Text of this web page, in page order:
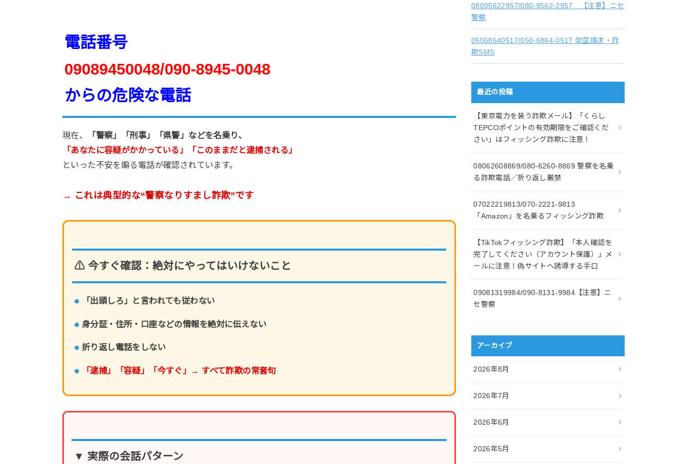
電話番号
09089450048/090-8945-0048
からの危険な電話
現在、
「警察」「刑事」「県警」などを名乗り、
「あなたに容疑がかかっている」「このままだと逮捕される」
といった不安を煽る電話が確認されています。
→ これは典型的な“警察なりすまし詐欺”です
⚠ 今すぐ確認：絶対にやってはいけないこと
「出頭しろ」と言われても従わない
身分証・住所・口座などの情報を絶対に伝えない
折り返し電話をしない
「逮捕」「容疑」「今すぐ」→ すべて詐欺の常套句
▼ 実際の会話パターン
08095622957/080-9562-2957 【注意】ニセ
警察
05068640517/050-6864-0517 架空請求・詐
欺SMS
最近の投稿
【東京電力を装う詐欺メール】「くらし
TEPCOポイントの有効期限をご確認くだ
さい」はフィッシング詐欺に注意！
08062608869/080-6260-8869 警察を名乗
る詐欺電話／折り返し厳禁
07022219813/070-2221-9813
「Amazon」を名乗るフィッシング詐欺
【TikTokフィッシング詐欺】「本人確認を
完了してください（アカウント保護）」メ
ールに注意！偽サイトへ誘導する手口
09081319984/090-8131-9984【注意】ニ
セ警察
アーカイブ
2026年8月
2026年7月
2026年6月
2026年5月